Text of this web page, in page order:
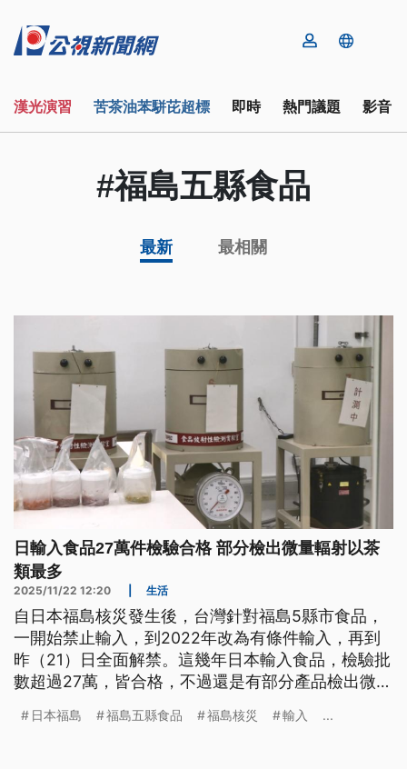
漢光演習 苦茶油苯駢芘超標 即時 熱門議題 影音
#福島五縣食品
最新 最相關
日輸入食品27萬件檢驗合格 部分檢出微量輻射以茶
類最多
2025/11/22 12:20 生活
自日本福島核災發生後，台灣針對福島5縣市食品，
一開始禁止輸入，到2022年改為有條件輸入，再到
昨（21）日全面解禁。這幾年日本輸入食品，檢驗批
數超過27萬，皆合格，不過還是有部分產品檢出微量
為0.62%。
日本福島 福島五縣食品 福島核災 輸入 ...